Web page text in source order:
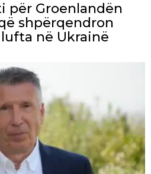
për Groenlandën
shpërqendron
në Ukrainë